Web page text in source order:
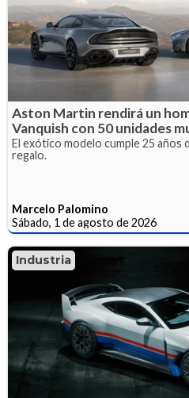
Aston Martin rendirá un
Vanquish con 50 unidades
El exótico modelo cumple 25 años
regalo.
Marcelo Palomino
Sábado, 1 de agosto de 2026
Industria